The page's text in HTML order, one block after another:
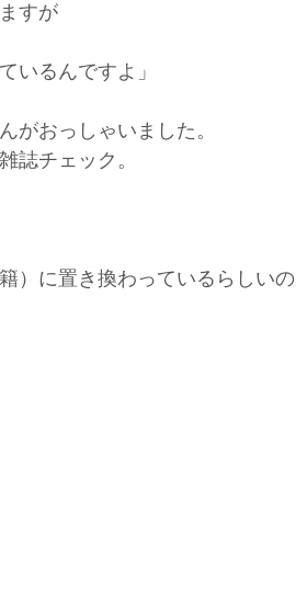
すが
いるんですよ」
がおっしゃいました。
誌チェック。
）に置き換わっているらしいの